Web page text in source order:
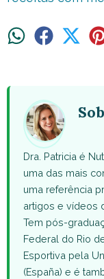
ShareShare
Dra. Patricia é
uma das mais
uma referência
artigos e vídeos
Tem pós-
Federal do Rio
Esportiva pela
(España) e é